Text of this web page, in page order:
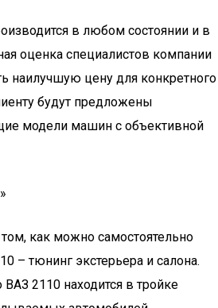
в любом состоянии и в
оценка специалистов компании
наилучшую цену для конкретного
будут предложены
модели машин с объективной
как можно самостоятельно
– тюнинг экстерьера и салона.
ВАЗ 2110 находится в тройке